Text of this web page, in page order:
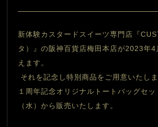
新体験カスタードスイーツ専門店『
タ）』の阪神百貨店梅田本店が2023年4
えます。
それを記念し特別商品をご用意いたしま
１周年記念オリジナルトートバッグセ
（水）から販売いたします。